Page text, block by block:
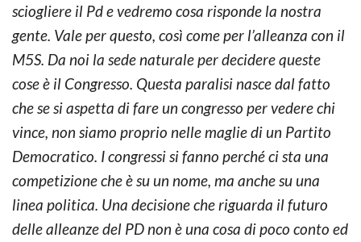
sciogliere il Pd e vedremo cosa risponde la nostra
gente. Vale per questo, così come per l’alleanza con il
M5S. Da noi la sede naturale per decidere queste
cose è il Congresso. Questa paralisi nasce dal fatto
che se si aspetta di fare un congresso per vedere chi
vince, non siamo proprio nelle maglie di un Partito
Democratico. I congressi si fanno perché ci sta una
competizione che è su un nome, ma anche su una
linea politica. Una decisione che riguarda il futuro
delle alleanze del PD non è una cosa di poco conto ed